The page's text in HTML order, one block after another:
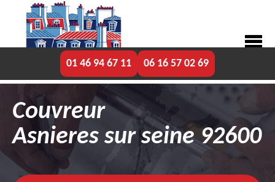
01 46 94 67 11 06 16 57 02 69
Couvreur
Asnieres sur seine 92600